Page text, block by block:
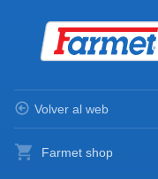
Volver al web
Farmet shop